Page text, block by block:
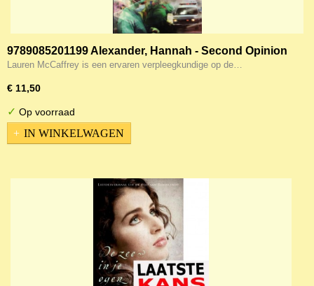
9789085201199 Alexander, Hannah - Second Opinion
9789085201199
Lauren McCaffrey is een ervaren verpleegkundige op de…
€ 11,50
✓ Op voorraad
IN WINKELWAGEN